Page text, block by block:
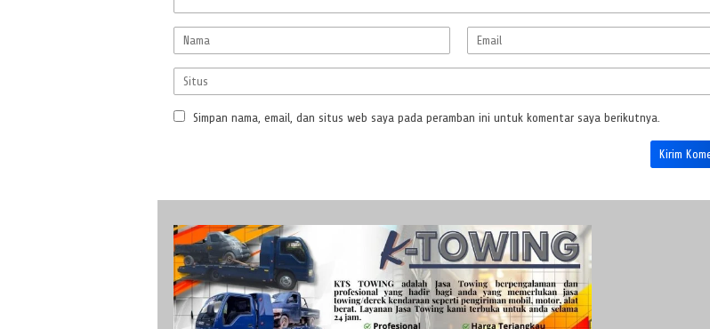
Simpan nama, email, dan situs web saya pada peramban ini untuk komentar saya berikutnya.